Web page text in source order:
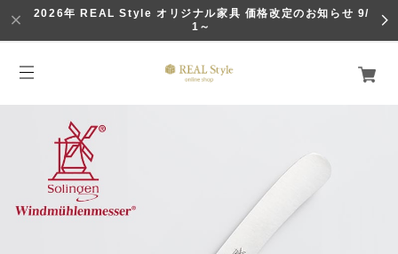
2026年 REAL Style オリジナル家具 価格改定のお知らせ 9/
1～